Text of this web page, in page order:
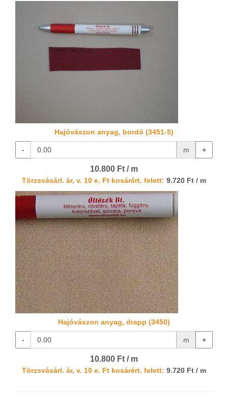
Hajóvászon anyag, bordó (3451-5)
- m +
10.800 Ft / m
Törzsvásárl. ár, v. 10 e. Ft kosárért. felett: 9.720 Ft / m
Hajóvászon anyag, drapp (3450)
- m +
10.800 Ft / m
Törzsvásárl. ár, v. 10 e. Ft kosárért. felett: 9.720 Ft / m